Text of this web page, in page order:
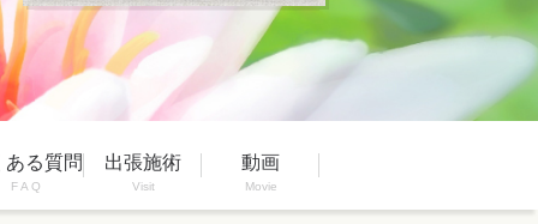
ある質問
F A Q
出張施術
Visit
動画
Movie